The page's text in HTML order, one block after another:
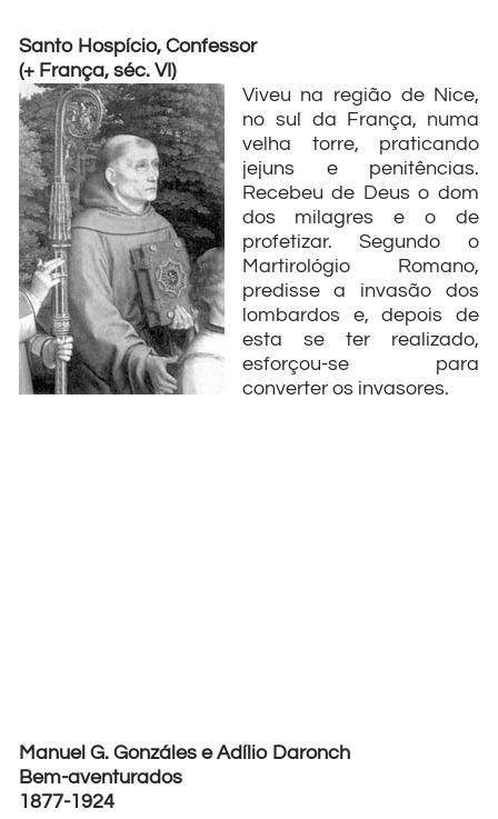
Santo Hospício, Confessor
(+ França, séc. VI)
Viveu na região de Nice,
no sul da França, numa
velha torre, praticando
jejuns e penitências.
Recebeu de Deus o dom
dos milagres e o de
profetizar. Segundo o
Martirológio Romano,
predisse a invasão dos
lombardos e, depois de
esta se ter realizado,
esforçou-se para
converter os invasores.
Manuel G. Gonzáles e Adílio Daronch
Bem-aventurados
1877-1924